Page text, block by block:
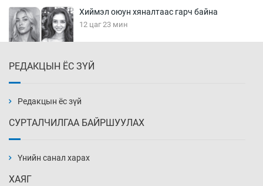
Хиймэл оюун хяналтаас гарч байна
12 цаг 23 мин
12 цаг 53 мин
нэмэгджээ
РЕДАКЦЫН ЁС ЗҮЙ
Редакцын ёс зүй
СУРТАЛЧИЛГАА БАЙРШУУЛАХ
Үнийн санал харах
ХАЯГ